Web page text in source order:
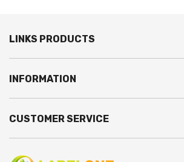
LINKS PRODUCTS
INFORMATION
CUSTOMER SERVICE